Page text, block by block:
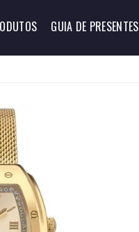
GUIA DE PRESENTES